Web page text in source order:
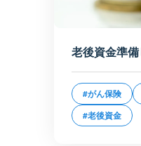
老後資金準
#がん保険
#老後資金